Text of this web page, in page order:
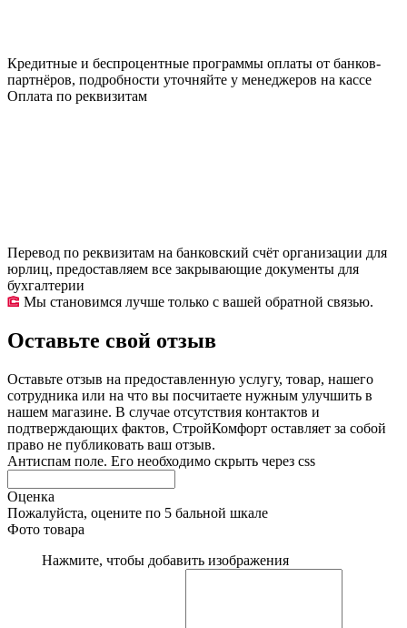
Кредитные и беспроцентные программы оплаты от банков-
партнёров, подробности уточняйте у менеджеров на кассе
Оплата по реквизитам
Перевод по реквизитам на банковский счёт организации для
юрлиц, предоставляем все закрывающие документы для
бухгалтерии
Мы становимся лучше только с вашей обратной связью.
Оставьте свой отзыв
Оставьте отзыв на предоставленную услугу, товар, нашего
сотрудника или на что вы посчитаете нужным улучшить в
нашем магазине. В случае отсутствия контактов и
подтверждающих фактов, СтройКомфорт оставляет за собой
право не публиковать ваш отзыв.
Антиспам поле. Его необходимо скрыть через css
Оценка
Пожалуйста, оцените по 5 бальной шкале
Фото товара
Нажмите, чтобы добавить изображения